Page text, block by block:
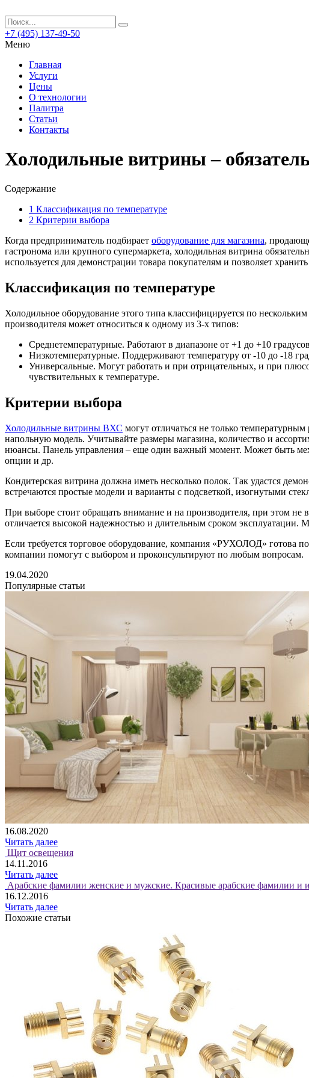
+7 (495) 137-49-50
Меню
Главная
Услуги
Цены
О технологии
Палитра
Статьи
Контакты
Холодильные витрины –
Содержание
1 Классификация по температуре
2 Критерии выбора
Когда предприниматель подбирает оборудование для магазина,
гастронома или крупного супермаркета, холодильная витрина
используется для демонстрации товара покупателям и позволяет
Классификация по температуре
Холодильное оборудование этого типа классифицируется по
производителя может относиться к одному из 3-х типов:
Среднетемпературные. Работают в диапазоне от +1 до +10
Низкотемпературные. Поддерживают температуру от -10 до -18
Универсальные. Могут работать и при отрицательных, и при
чувствительных к температуре.
Критерии выбора
Холодильные витрины ВХС могут отличаться не только
напольную модель. Учитывайте размеры магазина, количество и
нюансы. Панель управления – еще один важный момент. Может быть
опции и др.
Кондитерская витрина должна иметь несколько полок. Так удастся
встречаются простые модели и варианты с подсветкой, изогнутыми
При выборе стоит обращать внимание и на производителя, при этом не
отличается высокой надежностью и длительным сроком
Если требуется торговое оборудование, компания «РУХОЛОД» готова
компании помогут с выбором и проконсультируют по любым вопросам.
19.04.2020
Популярные статьи
16.08.2020
Читать далее
Щит освещения
14.11.2016
Читать далее
Арабские фамилии женские и мужские. Красивые арабские фамилии и
16.12.2016
Читать далее
Похожие статьи